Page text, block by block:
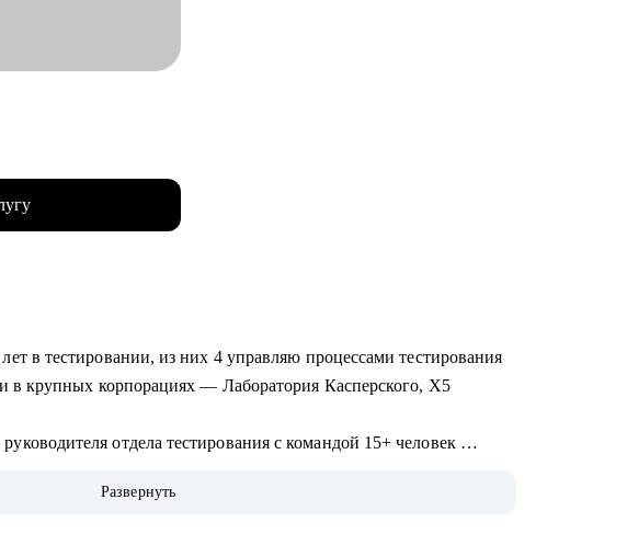
в тестировании, из них 4 управляю процессами тестирования
и в крупных корпорациях — Лаборатория Касперского, X5
отдела тестирования с командой 15+ человек
Развернуть